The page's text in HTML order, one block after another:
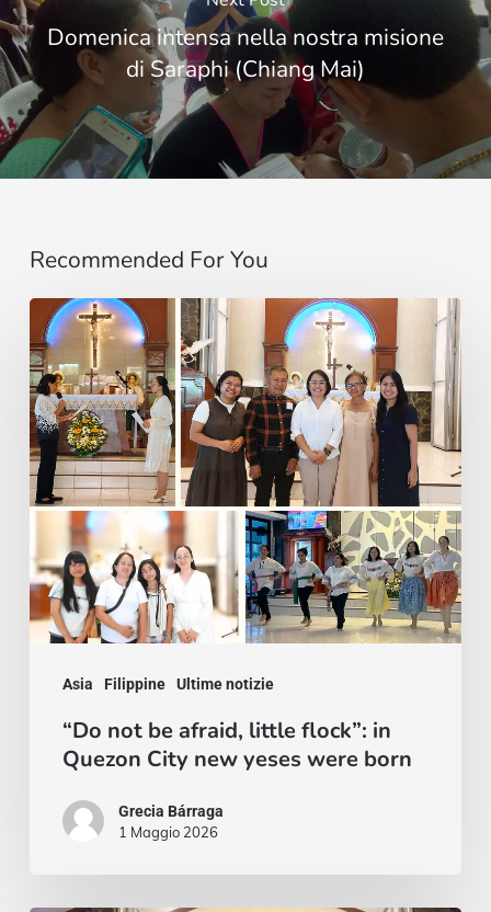
Domenica intensa nella nostra misione
di Saraphi (Chiang Mai)
Recommended For You
Asia Filippine Ultime notizie
“Do
not
be
afraid,
little
flock”:
Quezon
City
new
born“Do not be afraid, little flock”: in
Quezon City new yeses were born
Grecia Bárraga
1 Maggio 2026